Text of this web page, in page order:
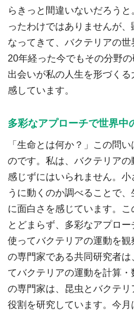
らきっと間違いないだろう
ったわけではありませんが
なってきて、バクテリアの
20年経った今でもその分野
出会いが私の人生を形づく
感しています。
多彩なアプローチで世界中
「生命とは何か？」この問
のです。私は、バクテリア
感じずにはいられません。
うに動くのか調べることで
に面白さを感じています。
とどまらず、多彩なアプロ
使ってバクテリアの運動を
の専門家である共同研究者
てバクテリアの運動を計算
の専門家は、昆虫とバクテ
役割を研究しています。今